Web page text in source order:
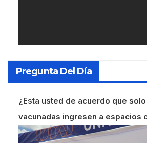
Pregunta Del Día
¿Esta usted de acuerdo que
vacunadas ingresen a espacios